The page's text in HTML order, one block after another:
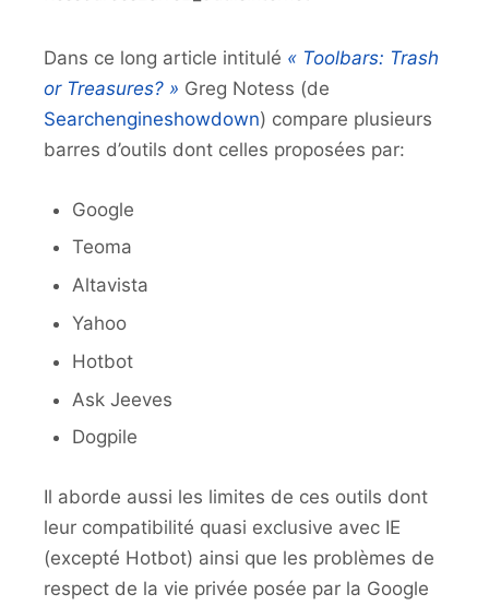
Dans ce long article intitulé « Toolbars: Trash
or Treasures? » Greg Notess (de
Searchengineshowdown) compare plusieurs
barres d’outils dont celles proposées par:
Google
Teoma
Altavista
Yahoo
Hotbot
Ask Jeeves
Dogpile
Il aborde aussi les limites de ces outils dont
leur compatibilité quasi exclusive avec IE
(excepté Hotbot) ainsi que les problèmes de
respect de la vie privée posée par la Google